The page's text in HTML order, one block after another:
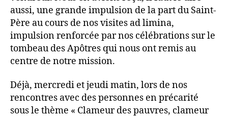
aussi, une grande impulsion de la part du Saint-
Père au cours de nos visites ad limina,
impulsion renforcée par nos célébrations sur le
tombeau des Apôtres qui nous ont remis au
centre de notre mission.
Déjà, mercredi et jeudi matin, lors de nos
rencontres avec des personnes en précarité
sous le thème « Clameur des pauvres, clameur